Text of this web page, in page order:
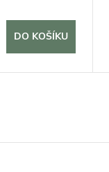
DO KOŠÍKU